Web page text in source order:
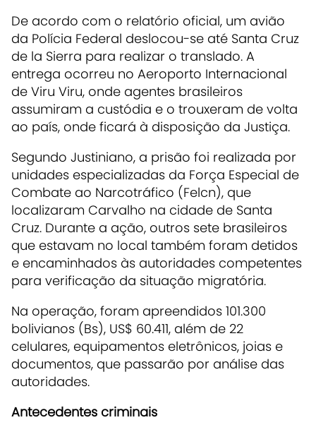
De acordo com o relatório oficial, um avião
da Polícia Federal deslocou-se até Santa Cruz
de la Sierra para realizar o translado. A
entrega ocorreu no Aeroporto Internacional
de Viru Viru, onde agentes brasileiros
assumiram a custódia e o trouxeram de volta
ao país, onde ficará à disposição da Justiça.
Segundo Justiniano, a prisão foi realizada por
unidades especializadas da Força Especial de
Combate ao Narcotráfico (Felcn), que
localizaram Carvalho na cidade de Santa
Cruz. Durante a ação, outros sete brasileiros
que estavam no local também foram detidos
e encaminhados às autoridades competentes
para verificação da situação migratória.
Na operação, foram apreendidos 101.300
bolivianos (Bs), US$ 60.411, além de 22
celulares, equipamentos eletrônicos, joias e
documentos, que passarão por análise das
autoridades.
Antecedentes criminais